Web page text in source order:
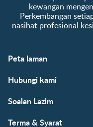
kewangan
Perkembangan
nasihat profesional
Peta laman
Hubungi kami
Soalan Lazim
Terma & Syarat